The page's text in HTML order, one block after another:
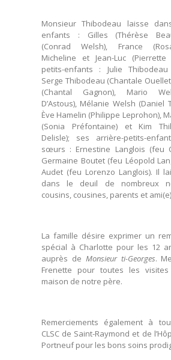
Monsieur Thibodeau laisse
enfants : Gilles (Thérèse
(Conrad Welsh), France
Micheline et Jean-Luc (Pierrette
petits-enfants : Julie Thibodeau
Serge Thibodeau (Chantale
(Chantal Gagnon), Mario
D’Astous), Mélanie Welsh (Daniel
Ève Hamelin (Philippe Leprohon),
(Sonia Préfontaine) et Kim
Delisle); ses arrière-petits-
sœurs : Ernestine Langlois (feu
Germaine Boutet (feu Léopold
Audet (feu Lorenzo Langlois). Il
dans le deuil de nombreux
cousins, cousines, parents et
La famille désire exprimer un
spécial à Charlotte pour les 12
auprès de Monsieur ti-Georges.
Frenette pour toutes les
maison de notre père.
Remerciements également à
CLSC de Saint-Raymond et de
Portneuf pour les bons soins